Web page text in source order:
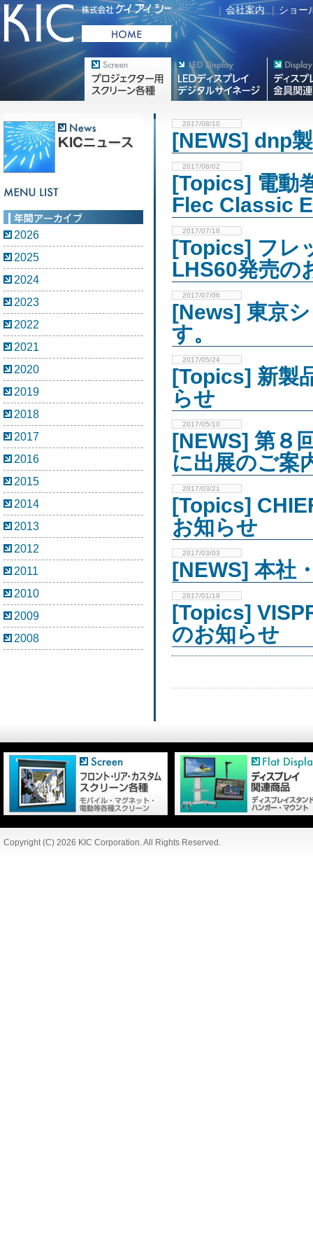
| 会社案内 | ショー
2026
2025
2024
2023
2022
2021
2020
2019
2018
2017
2016
2015
2014
2013
2012
2011
2010
2009
2008
2017/08/10
[NEWS] dnp
2017/08/02
[Topics] 電動
Flec Classic
2017/07/18
[Topics] フレ
LHS60発売の
2017/07/06
[News] 東京
す。
2017/05/24
[Topics] 新製
らせ
2017/05/10
[NEWS] 第８
に出展のご案
2017/03/21
[Topics]
お知らせ
2017/03/03
[NEWS] 本社
2017/01/19
[Topics]
のお知らせ
Copyright (C) 2026 KIC Corporation. All Rights Reserved.